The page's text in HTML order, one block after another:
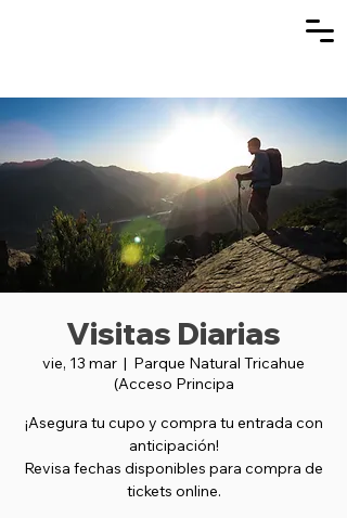
Visitas Diarias
vie, 13 mar
  |
Parque Natural Tricahue
(Acceso Principa
¡Asegura tu cupo y compra tu entrada con
anticipación!
Revisa fechas disponibles para compra de
tickets online.